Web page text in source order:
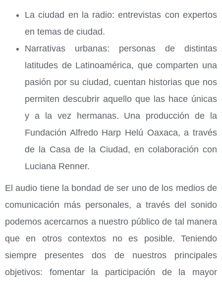
La ciudad en la radio: entrevistas con expertos
en temas de ciudad.
Narrativas urbanas: personas de distintas
latitudes de Latinoamérica, que comparten una
pasión por su ciudad, cuentan historias que nos
permiten descubrir aquello que las hace únicas
y a la vez hermanas. Una producción de la
Fundación Alfredo Harp Helú Oaxaca, a través
de la Casa de la Ciudad, en colaboración con
Luciana Renner.
El audio tiene la bondad de ser uno de los medios de
comunicación más personales, a través del sonido
podemos acercarnos a nuestro público de tal manera
que en otros contextos no es posible. Teniendo
siempre presentes dos de nuestros principales
objetivos: fomentar la participación de la mayor